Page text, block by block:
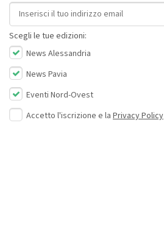
Indirizzo email
Scegli le tue edizioni:
News Alessandria
News Pavia
Eventi Nord-Ovest
Accetto l'iscrizione e la Privacy Policy